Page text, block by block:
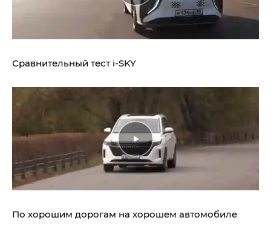
Сравнительный тест i‑SKY
По хорошим дорогам на хорошем автомобиле